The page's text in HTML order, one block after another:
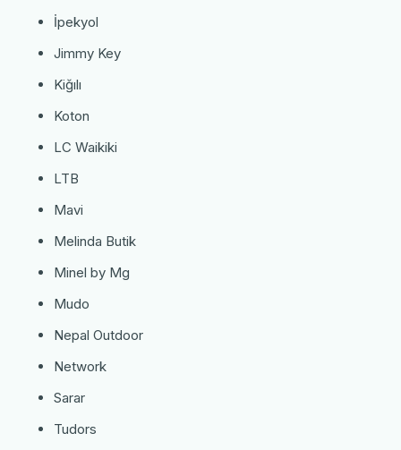
İpekyol
Jimmy Key
Kiğılı
Koton
LC Waikiki
LTB
Mavi
Melinda Butik
Minel by Mg
Mudo
Nepal Outdoor
Network
Sarar
Tudors